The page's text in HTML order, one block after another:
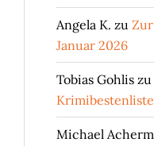
Angela K. zu
Januar 2026
Tobias Gohlis zu
Michael